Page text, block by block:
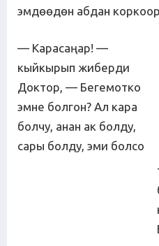
эмдөөдөн абдан
— Карасаңар! —
кыйкырып жиберди
Доктор, — Бегемотко
эмне болгон? Ал кара
болчу, анан ак болду,
сары болду, эми болсо